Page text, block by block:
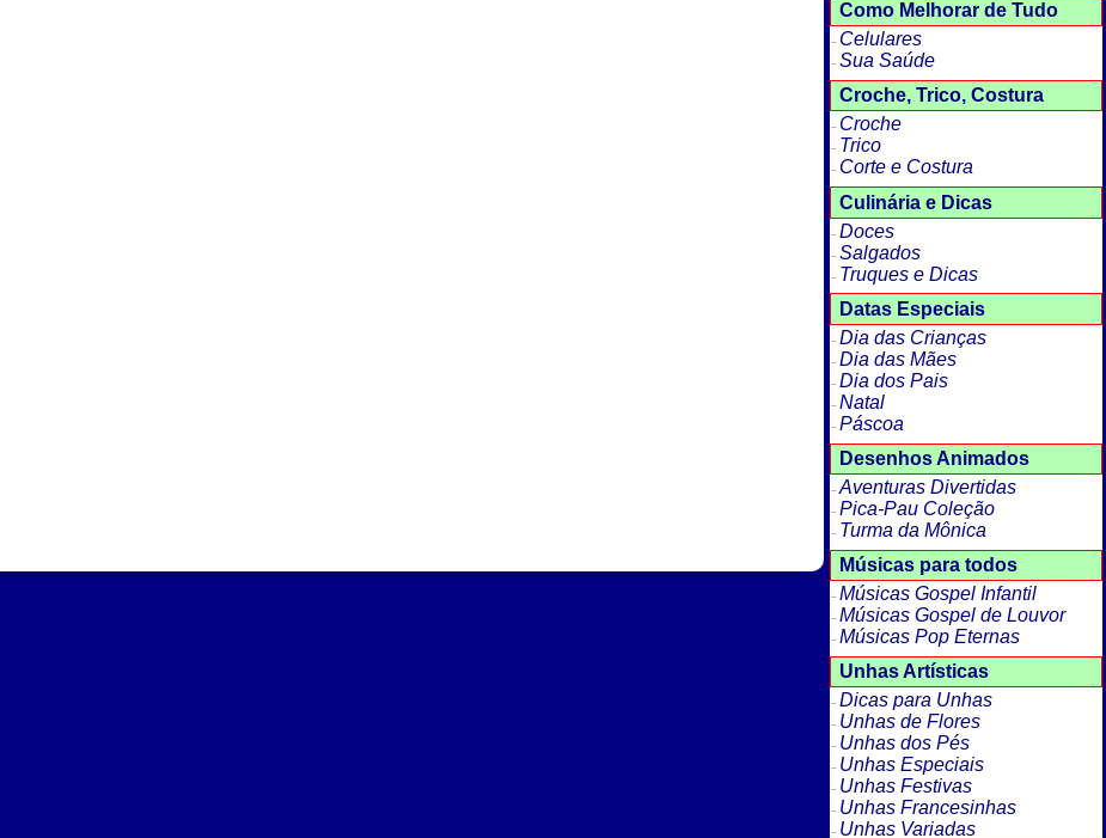
Como Melhorar de Tudo
Celulares
Sua Saúde
Croche, Trico, Costura
Croche
Trico
Corte e Costura
Culinária e Dicas
Doces
Salgados
Truques e Dicas
Datas Especiais
Dia das Crianças
Dia das Mães
Dia dos Pais
Natal
Páscoa
Desenhos Animados
Aventuras Divertidas
Pica-Pau Coleção
Turma da Mônica
Músicas para todos
Músicas Gospel Infantil
Músicas Gospel de Louvor
Músicas Pop Eternas
Unhas Artísticas
Dicas para Unhas
Unhas de Flores
Unhas dos Pés
Unhas Especiais
Unhas Festivas
Unhas Francesinhas
Unhas Variadas